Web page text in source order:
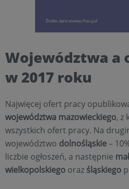
Województwa a
w 2017 roku
Najwięcej ofert pracy
województwa mazowieckiego, z
wszystkich ofert pracy. Na
województwo dolnośląskie–
liczbie ogłoszeń, a następnie
wielkopolskiego oraz śląskiego